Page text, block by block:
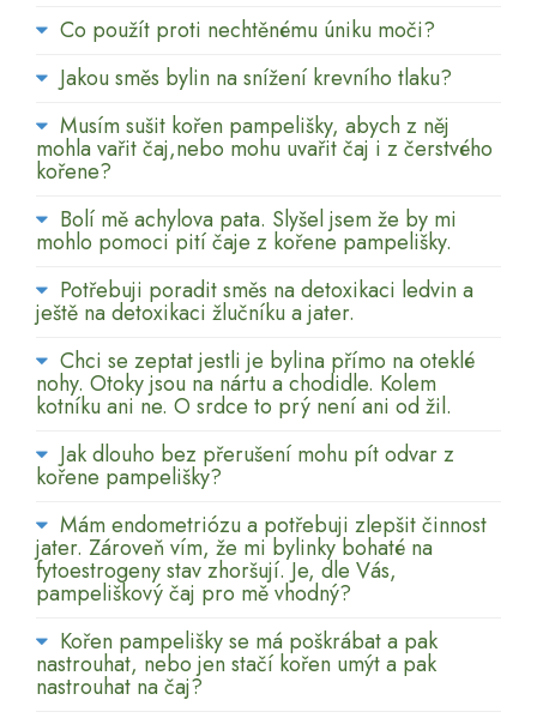
Co použít proti nechtěnému úniku moči?
Jakou směs bylin na snížení krevního tlaku?
Musím sušit kořen pampelišky, abych z něj
mohla vařit čaj,nebo mohu uvařit čaj i z čerstvého
kořene?
Bolí mě achylova pata. Slyšel jsem že by mi
mohlo pomoci pití čaje z kořene pampelišky.
Potřebuji poradit směs na detoxikaci ledvin a
ještě na detoxikaci žlučníku a jater.
Chci se zeptat jestli je bylina přímo na oteklé
nohy. Otoky jsou na nártu a chodidle. Kolem
kotníku ani ne. O srdce to prý není ani od žil.
Jak dlouho bez přerušení mohu pít odvar z
kořene pampelišky?
Mám endometriózu a potřebuji zlepšit činnost
jater. Zároveň vím, že mi bylinky bohaté na
fytoestrogeny stav zhoršují. Je, dle Vás,
pampeliškový čaj pro mě vhodný?
Kořen pampelišky se má poškrábat a pak
nastrouhat, nebo jen stačí kořen umýt a pak
nastrouhat na čaj?